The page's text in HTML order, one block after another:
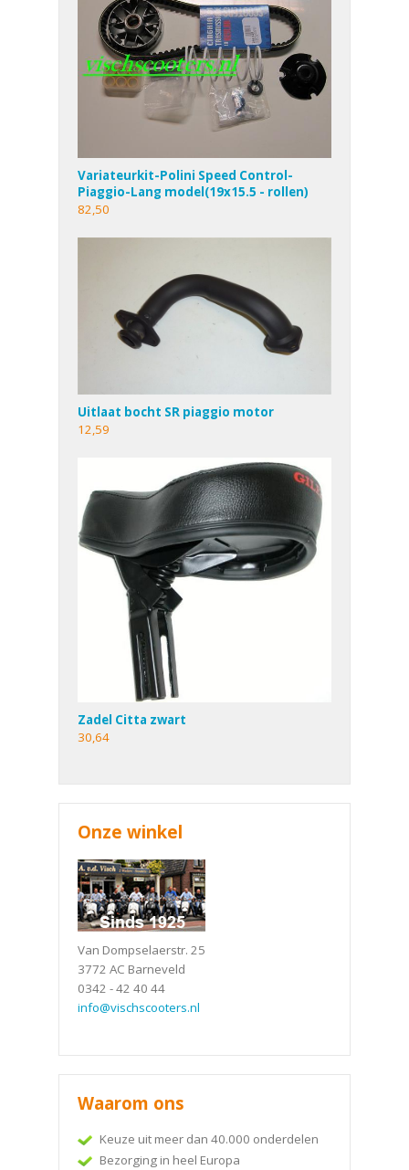
Variateurkit-Polini Speed Control-
Piaggio-Lang model(19x15.5 - rollen)
82,50
Uitlaat bocht SR piaggio motor
12,59
Zadel Citta zwart
30,64
Onze winkel
Van Dompselaerstr. 25
3772 AC Barneveld
0342 - 42 40 44
info@vischscooters.nl
Waarom ons
Keuze uit meer dan 40.000 onderdelen
Bezorging in heel Europa